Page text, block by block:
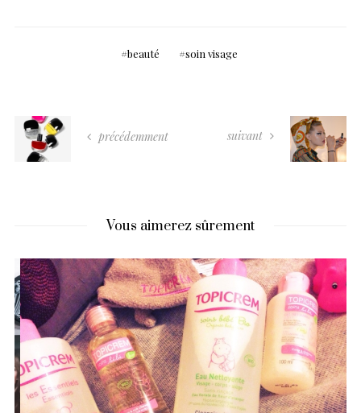
beauté soin visage
précédemment suivant
Vous aimerez sûrement